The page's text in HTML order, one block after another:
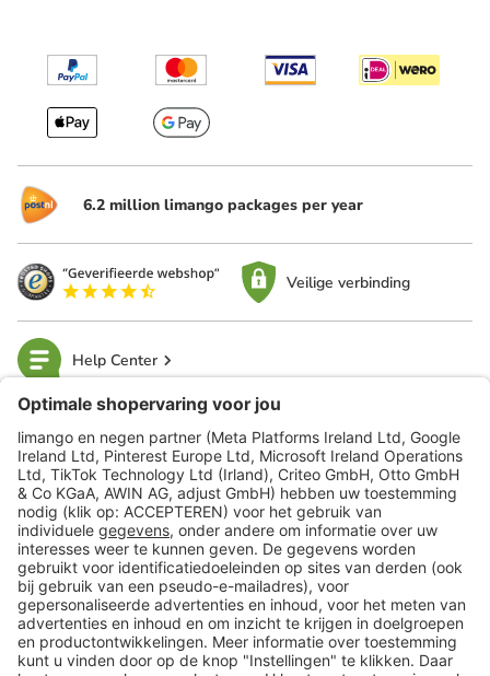
6.2 million limango packages per year
Veilige verbinding
Help Center
limango
Veilig winkelen
Klantenservice
Shop
Acties